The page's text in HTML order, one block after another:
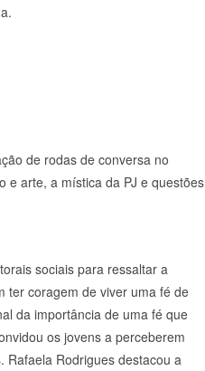
de rodas de conversa no
e arte, a mística da PJ e questões
sociais para ressaltar a
ter coragem de viver uma fé de
da importância de uma fé que
os jovens a perceberem
Rafaela Rodrigues destacou a